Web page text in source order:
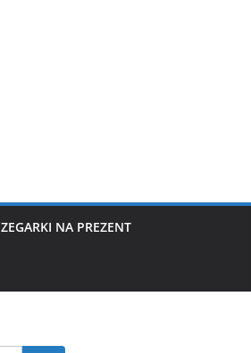
ZEGARKI NA PREZENT